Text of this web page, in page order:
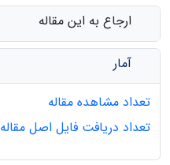
ارجاع به این مقاله
آمار
تعداد مشاهده مقاله
تعداد دریافت فایل اصل مقاله